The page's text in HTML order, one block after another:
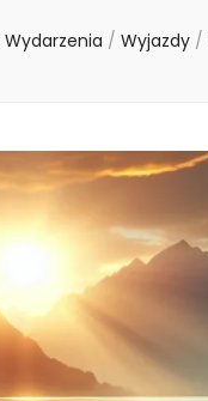
Wydarzenia / Wyjazdy /